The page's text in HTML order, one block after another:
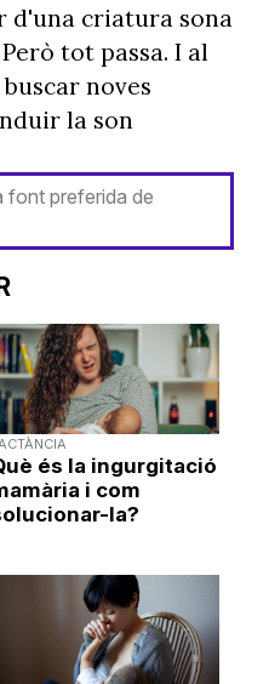
d'una criatura sona
tot passa. I al
noves
la son
font preferida de
és la ingurgitació
i com
la?